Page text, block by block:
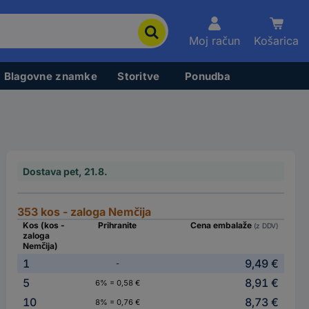
Moj račun Košarica
Blagovne znamke Storitve Ponudba
Dostava pet, 21.8.
353 kos - zaloga Nemčija
Kos (kos -
zaloga
Nemčija)
Prihranite Cena embalaže (z DDV)
1 -
9,49 €
5
6% = 0,58 €
8,91 €
10
8% = 0,76 € 8,73 €